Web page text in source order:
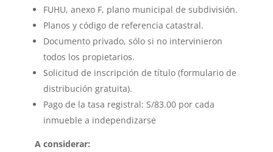
FUHU, anexo F, plano municipal de subdivisión.
Planos y código de referencia catastral.
Documento privado, sólo si no intervinieron
todos los propietarios.
Solicitud de inscripción de título (formulario de
distribución gratuita).
Pago de la tasa registral: S/83.00 por cada
inmueble a independizarse
A considerar: